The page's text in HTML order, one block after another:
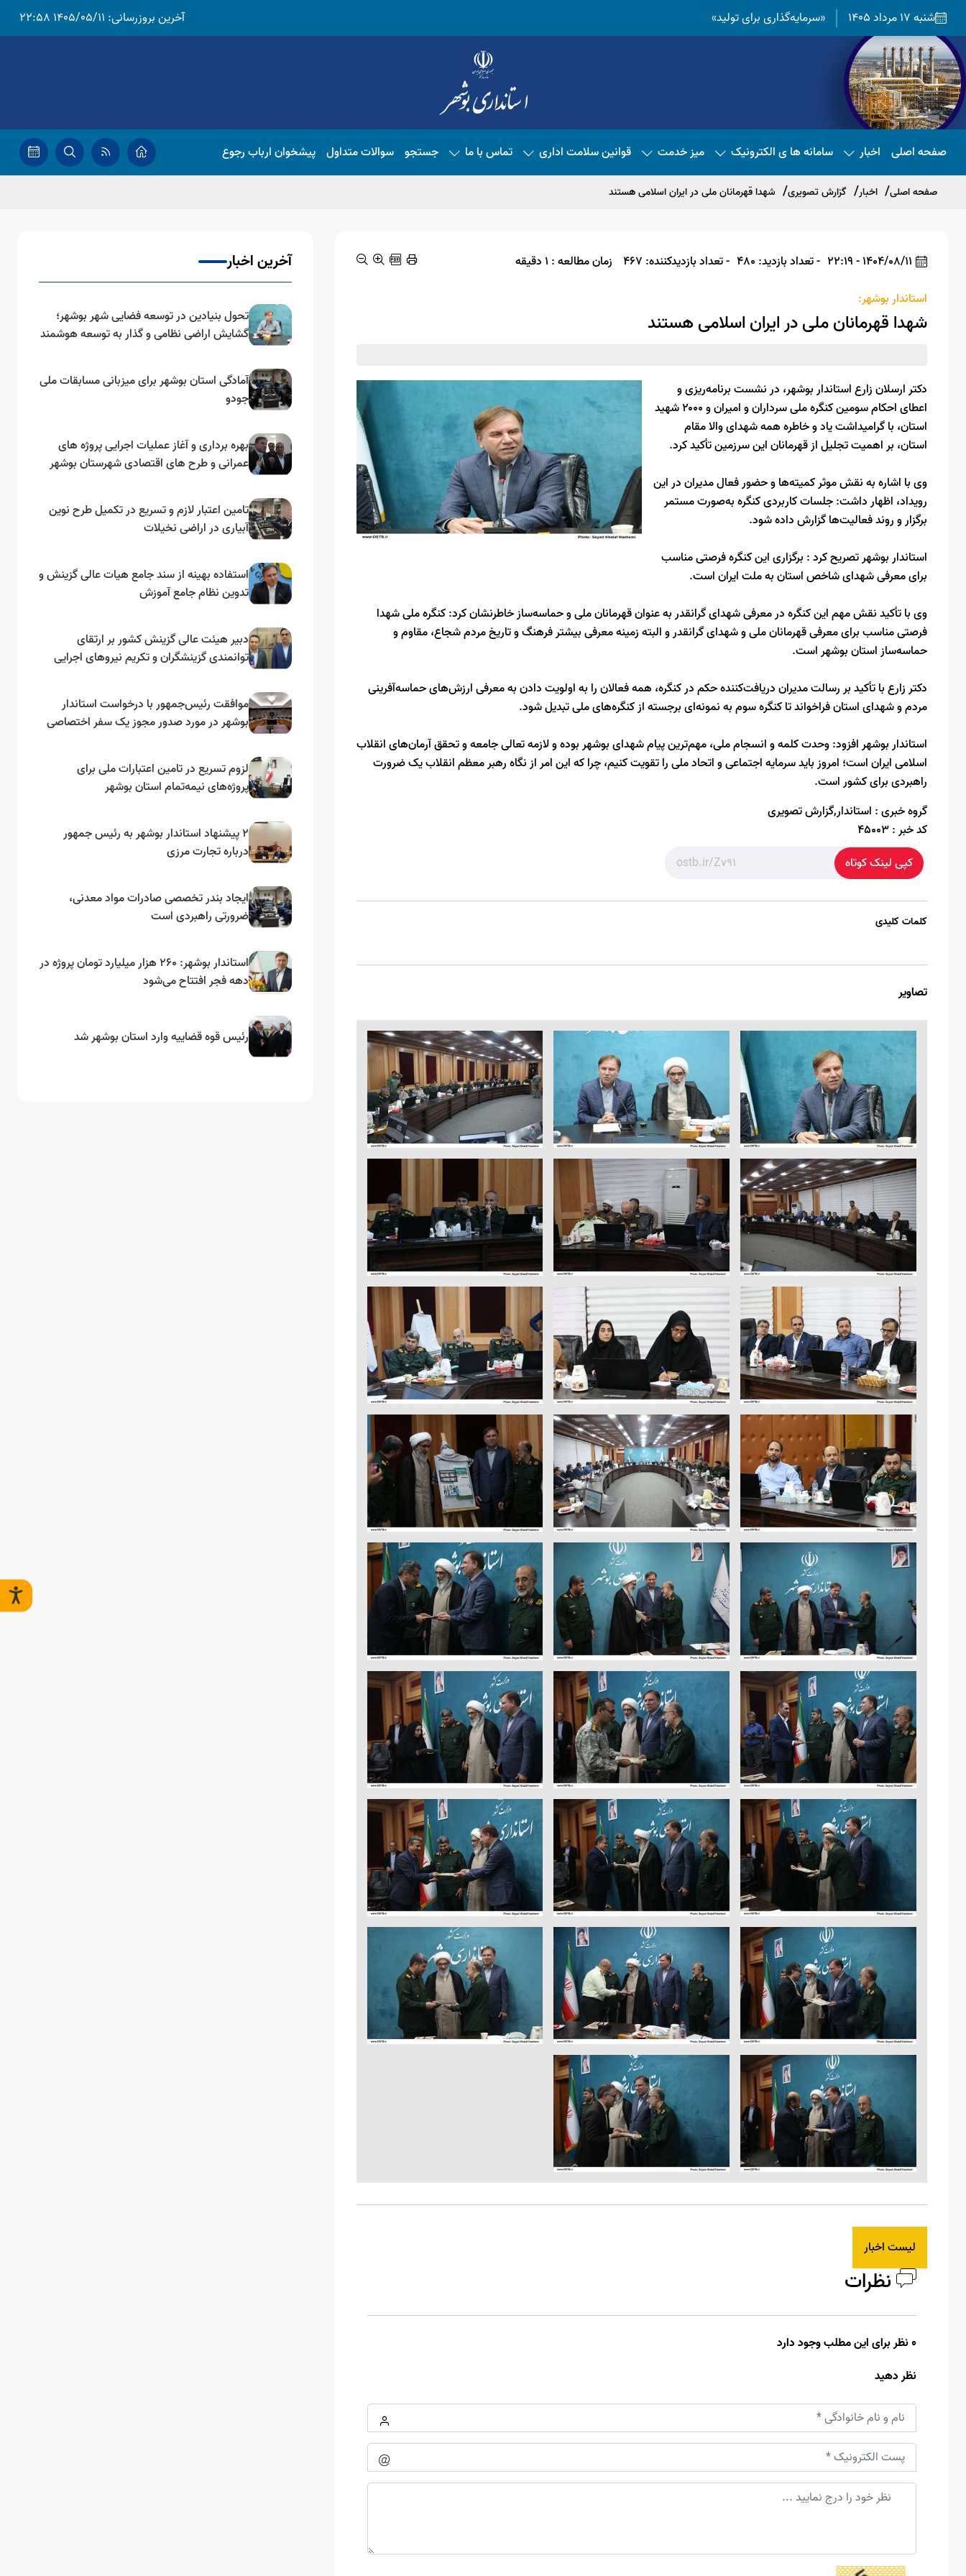
شنبه 17 مرداد 1405 «سرمایه‌گذاری برای تولید» آخرین بروزرسانی: 1405/05/11 22:58
صفحه اصلی اخبار سامانه ها ی الکترونیک میز خدمت قوانین سلامت اداری تماس با ما جستجو سوالات متداول پیشخوان ارباب رجوع
صفحه اصلی اخبار گزارش تصویری شهدا قهرمانان ملی در ایران اسلامی هستند
1404/08/11 - 22:19 - تعداد بازدید: 480 - تعداد بازدیدکننده: 467
زمان مطالعه : 1 دقیقه
استاندار بوشهر:
شهدا قهرمانان ملی در ایران اسلامی هستند
دکتر ارسلان زارع استاندار بوشهر، در نشست برنامه‌ریزی و
اعطای احکام سومین کنگره ملی سرداران و امیران و ۲۰۰۰ شهید
استان، با گرامیداشت یاد و خاطره همه شهدای والا مقام
استان، بر اهمیت تجلیل از قهرمانان این سرزمین تأکید کرد.
وی با اشاره به نقش موثر کمیته‌ها و حضور فعال مدیران در این
رویداد، اظهار داشت: جلسات کاربردی کنگره به‌صورت مستمر
برگزار و روند فعالیت‌ها گزارش داده شود.
استاندار بوشهر تصریح کرد : برگزاری این کنگره فرصتی مناسب
برای معرفی شهدای شاخص استان به ملت ایران است.
وی با تأکید نقش مهم این کنگره در معرفی شهدای گرانقدر به عنوان قهرمانان ملی و حماسه‌ساز خاطرنشان کرد: کنگره ملی شهدا
فرصتی مناسب برای معرفی قهرمانان ملی و شهدای گرانقدر و البته زمینه معرفی بیشتر فرهنگ و تاریخ مردم شجاع، مقاوم و
حماسه‌ساز استان بوشهر است.
دکتر زارع با تأکید بر رسالت مدیران دریافت‌کننده حکم در کنگره، همه فعالان را به اولویت دادن به معرفی ارزش‌های حماسه‌آفرینی
مردم و شهدای استان فراخواند تا کنگره سوم به نمونه‌ای برجسته از کنگره‌های ملی تبدیل شود.
استاندار بوشهر افزود: وحدت کلمه و انسجام ملی، مهم‌ترین پیام شهدای بوشهر بوده و لازمه تعالی جامعه و تحقق آرمان‌های انقلاب
اسلامی ایران است؛ امروز باید سرمایه اجتماعی و اتحاد ملی را تقویت کنیم، چرا که این امر از نگاه رهبر معظم انقلاب یک ضرورت
راهبردی برای کشور است.
گروه خبری : استاندار,گزارش تصویری
کد خبر :45003
کپی لینک کوتاه
کلمات کلیدی
تصاویر
لیست اخبار
نظرات
0 نظر برای این مطلب وجود دارد
نظر دهید
آخرین اخبار
تحول بنیادین در توسعه فضایی شهر بوشهر؛
گشایش اراضی نظامی و گذار به توسعه هوشمند
آمادگی استان بوشهر برای میزبانی مسابقات ملی
جودو
بهره برداری و آغاز عملیات اجرایی پروژه های
عمرانی و طرح های اقتصادی شهرستان بوشهر
تامین اعتبار لازم و تسریع در تکمیل طرح نوین
آبیاری در اراضی نخیلات
استفاده بهینه از سند جامع هیات عالی گزینش و‌
تدوین نظام جامع آموزش
دبیر هیئت عالی گزینش کشور بر ارتقای
توانمندی گزینشگران و تکریم نیروهای اجرایی
موافقت رئیس‌جمهور با درخواست استاندار
بوشهر در مورد صدور مجوز یک سفر اختصاصی
لزوم تسریع در تامین اعتبارات ملی برای
پروژه‌های نیمه‌تمام استان بوشهر
۲ پیشنهاد استاندار بوشهر به رئیس جمهور
درباره تجارت مرزی
ایجاد بندر تخصصی صادرات مواد معدنی،
ضرورتی راهبردی است
استاندار بوشهر: ۲۶۰ هزار میلیارد تومان پروژه در
دهه فجر افتتاح می‌شود
رئیس قوه قضاییه وارد استان بوشهر شد